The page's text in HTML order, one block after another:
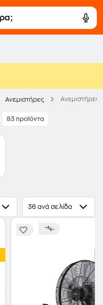
Ανεμιστήρες Ανεμιστήρες
83 προϊόντα
36 ανά σελίδα